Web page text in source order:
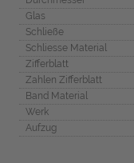
Glas
Schließe
Schliesse Material
Zifferblatt
Zahlen Zifferblatt
Band Material
Werk
Aufzug